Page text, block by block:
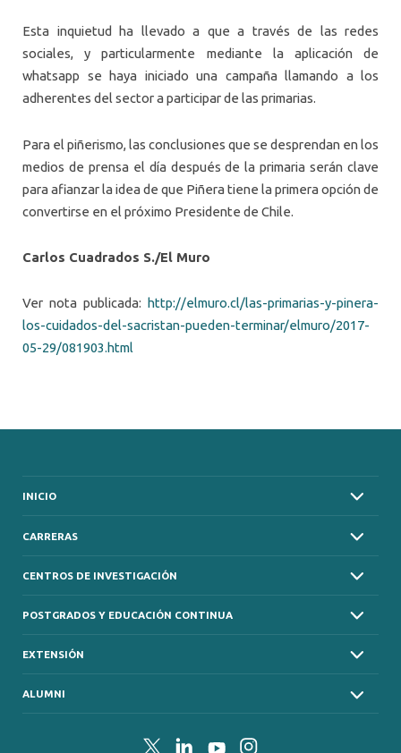
Esta inquietud ha llevado a que a través de las redes
sociales, y particularmente mediante la aplicación de
whatsapp se haya iniciado una campaña llamando a los
adherentes del sector a participar de las primarias.
Para el piñerismo, las conclusiones que se desprendan en los
medios de prensa el día después de la primaria serán clave
para afianzar la idea de que Piñera tiene la primera opción de
convertirse en el próximo Presidente de Chile.
Carlos Cuadrados S./El Muro
Ver nota publicada: http://elmuro.cl/las-primarias-y-pinera-
los-cuidados-del-sacristan-pueden-terminar/elmuro/2017-
05-29/081903.html
INICIO
CARRERAS
CENTROS DE INVESTIGACIÓN
POSTGRADOS Y EDUCACIÓN CONTINUA
EXTENSIÓN
ALUMNI
TwitterLinkedInYouTubeInstagram